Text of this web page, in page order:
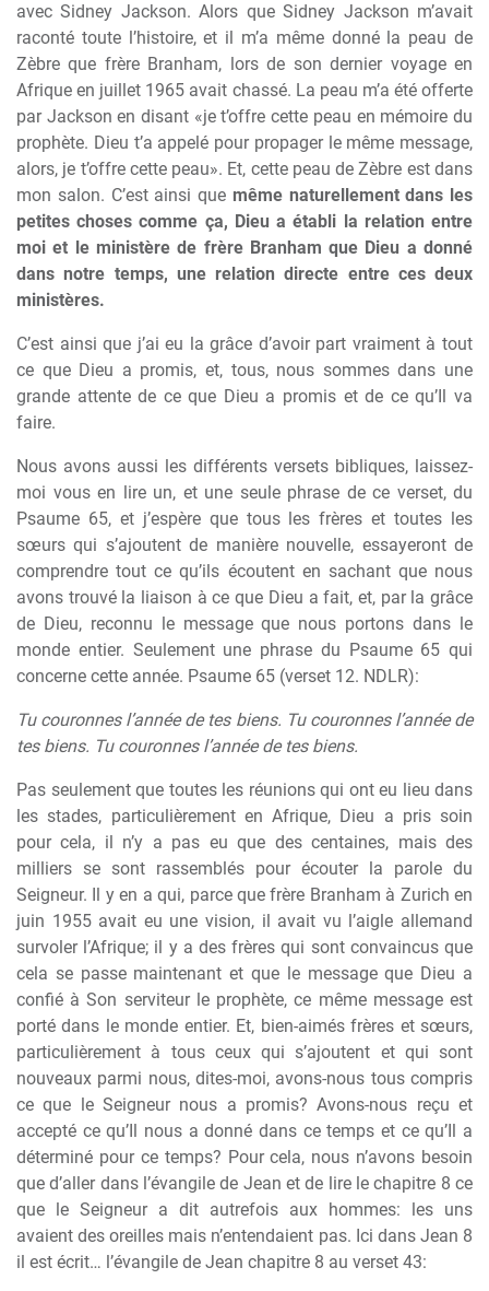
avec Sidney Jackson. Alors que Sidney Jackson m’avait
raconté toute l’histoire, et il m’a même donné la peau de
Zèbre que frère Branham, lors de son dernier voyage en
Afrique en juillet 1965 avait chassé. La peau m’a été offerte
par Jackson en disant «je t’offre cette peau en mémoire du
prophète. Dieu t’a appelé pour propager le même message,
alors, je t’offre cette peau». Et, cette peau de Zèbre est dans
mon salon. C’est ainsi que même naturellement dans les
petites choses comme ça, Dieu a établi la relation entre
moi et le ministère de frère Branham que Dieu a donné
dans notre temps, une relation directe entre ces deux
ministères.
C’est ainsi que j’ai eu la grâce d’avoir part vraiment à tout
ce que Dieu a promis, et, tous, nous sommes dans une
grande attente de ce que Dieu a promis et de ce qu’Il va
faire.
Nous avons aussi les différents versets bibliques, laissez-
moi vous en lire un, et une seule phrase de ce verset, du
Psaume 65, et j’espère que tous les frères et toutes les
sœurs qui s’ajoutent de manière nouvelle, essayeront de
comprendre tout ce qu’ils écoutent en sachant que nous
avons trouvé la liaison à ce que Dieu a fait, et, par la grâce
de Dieu, reconnu le message que nous portons dans le
monde entier. Seulement une phrase du Psaume 65 qui
concerne cette année. Psaume 65 (verset 12. NDLR):
Tu couronnes l’année de tes biens. Tu couronnes l’année de
tes biens. Tu couronnes l’année de tes biens.
Pas seulement que toutes les réunions qui ont eu lieu dans
les stades, particulièrement en Afrique, Dieu a pris soin
pour cela, il n’y a pas eu que des centaines, mais des
milliers se sont rassemblés pour écouter la parole du
Seigneur. Il y en a qui, parce que frère Branham à Zurich en
juin 1955 avait eu une vision, il avait vu l’aigle allemand
survoler l’Afrique; il y a des frères qui sont convaincus que
cela se passe maintenant et que le message que Dieu a
confié à Son serviteur le prophète, ce même message est
porté dans le monde entier. Et, bien-aimés frères et sœurs,
particulièrement à tous ceux qui s’ajoutent et qui sont
nouveaux parmi nous, dites-moi, avons-nous tous compris
ce que le Seigneur nous a promis? Avons-nous reçu et
accepté ce qu’Il nous a donné dans ce temps et ce qu’Il a
déterminé pour ce temps? Pour cela, nous n’avons besoin
que d’aller dans l’évangile de Jean et de lire le chapitre 8 ce
que le Seigneur a dit autrefois aux hommes: les uns
avaient des oreilles mais n’entendaient pas. Ici dans Jean 8
il est écrit… l’évangile de Jean chapitre 8 au verset 43: